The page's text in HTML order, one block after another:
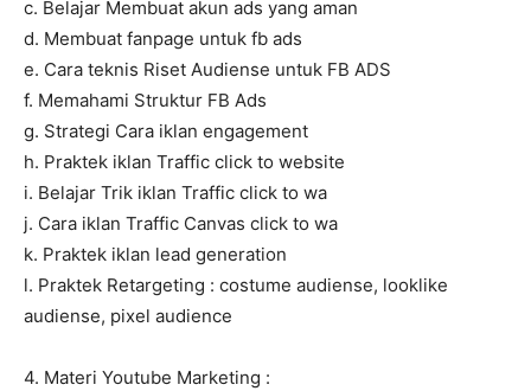
c. Belajar Membuat akun ads yang aman
d. Membuat fanpage untuk fb ads
e. Cara teknis Riset Audiense untuk FB ADS
f. Memahami Struktur FB Ads
g. Strategi Cara iklan engagement
h. Praktek iklan Traffic click to website
i. Belajar Trik iklan Traffic click to wa
j. Cara iklan Traffic Canvas click to wa
k. Praktek iklan lead generation
l. Praktek Retargeting : costume audiense, looklike
audiense, pixel audience
4. Materi Youtube Marketing :